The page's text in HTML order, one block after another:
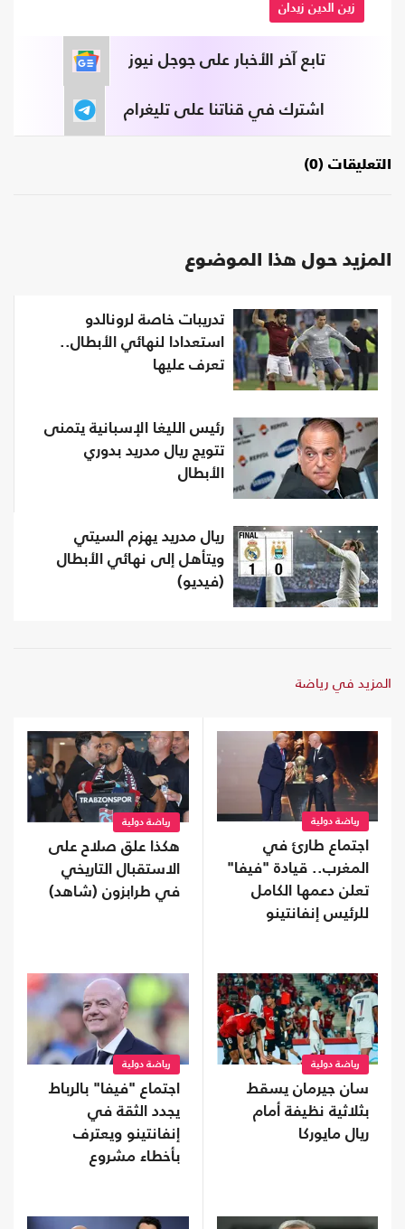
زين الدين زيدان
تابع آخر الأخبار على جوجل نيوز
اشترك في قناتنا على تليغرام
التعليقات (0)
المزيد حول هذا الموضوع
تدريبات خاصة لرونالدو
استعدادا لنهائي الأبطال..
تعرف عليها
رئيس الليغا الإسبانية يتمنى
تتويج ريال مدريد بدوري
الأبطال
ريال مدريد يهزم السيتي
ويتأهل إلى نهائي الأبطال
(فيديو)
المزيد في رياضة
رياضة دولية
اجتماع طارئ في
المغرب.. قيادة "فيفا"
تعلن دعمها الكامل
للرئيس إنفانتينو
رياضة دولية
هكذا علق صلاح على
الاستقبال التاريخي
في طرابزون (شاهد)
رياضة دولية
سان جيرمان يسقط
بثلاثية نظيفة أمام
ريال مايوركا
رياضة دولية
اجتماع "فيفا" بالرباط
يجدد الثقة في
إنفانتينو ويعترف
بأخطاء مشروع